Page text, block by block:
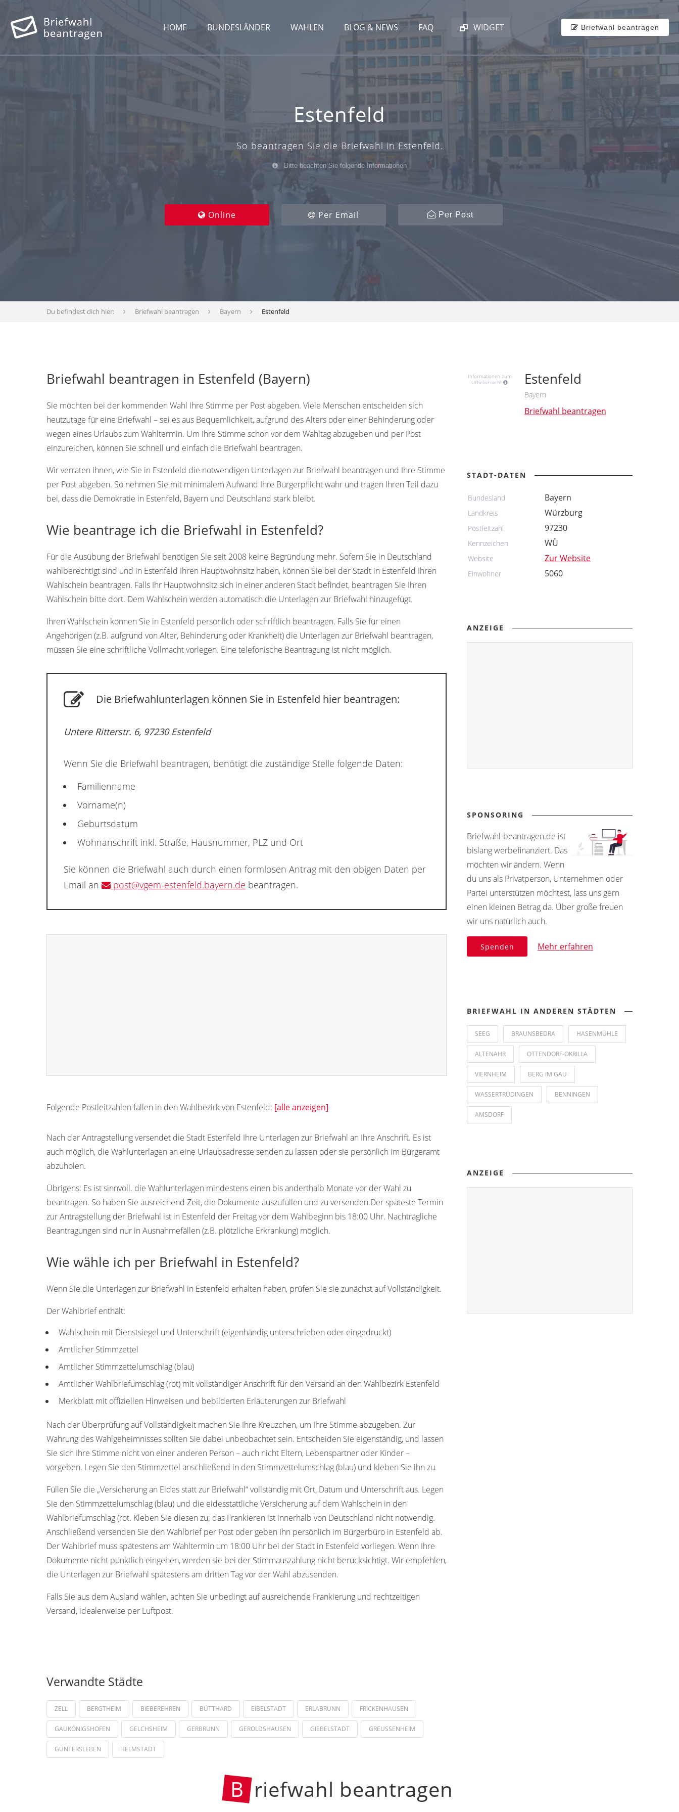
HOME BUNDESLÄNDER WAHLEN BLOG & NEWS FAQ WIDGET Briefwahl beantragen
Estenfeld
So beantragen Sie die Briefwahl in Estenfeld.
Bitte beachten Sie folgende Informationen
Online Per Email Per Post
Du befindest dich hier: Briefwahl beantragen Bayern Estenfeld
Briefwahl beantragen in Estenfeld (Bayern)
Sie möchten bei der kommenden Wahl Ihre Stimme per Post abgeben. Viele Menschen entscheiden sich
heutzutage für eine Briefwahl – sei es aus Bequemlichkeit, aufgrund des Alters oder einer Behinderung oder
wegen eines Urlaubs zum Wahltermin. Um Ihre Stimme schon vor dem Wahltag abzugeben und per Post
einzureichen, können Sie schnell und einfach die Briefwahl beantragen.
Wir verraten Ihnen, wie Sie in Estenfeld die notwendigen Unterlagen zur Briefwahl beantragen und Ihre Stimme
per Post abgeben. So nehmen Sie mit minimalem Aufwand Ihre Bürgerpflicht wahr und tragen Ihren Teil dazu
bei, dass die Demokratie in Estenfeld, Bayern und Deutschland stark bleibt.
Wie beantrage ich die Briefwahl in Estenfeld?
Für die Ausübung der Briefwahl benötigen Sie seit 2008 keine Begründung mehr. Sofern Sie in Deutschland
wahlberechtigt sind und in Estenfeld Ihren Hauptwohnsitz haben, können Sie bei der Stadt in Estenfeld Ihren
Wahlschein beantragen. Falls Ihr Hauptwohnsitz sich in einer anderen Stadt befindet, beantragen Sie Ihren
Wahlschein bitte dort. Dem Wahlschein werden automatisch die Unterlagen zur Briefwahl hinzugefügt.
Ihren Wahlschein können Sie in Estenfeld persönlich oder schriftlich beantragen. Falls Sie für einen
Angehörigen (z.B. aufgrund von Alter, Behinderung oder Krankheit) die Unterlagen zur Briefwahl beantragen,
müssen Sie eine schriftliche Vollmacht vorlegen. Eine telefonische Beantragung ist nicht möglich.
Die Briefwahlunterlagen können Sie in Estenfeld hier beantragen:
Untere Ritterstr. 6, 97230 Estenfeld
Wenn Sie die Briefwahl beantragen, benötigt die zuständige Stelle folgende Daten:
Familienname
Vorname(n)
Geburtsdatum
Wohnanschrift inkl. Straße, Hausnummer, PLZ und Ort
Sie können die Briefwahl auch durch einen formlosen Antrag mit den obigen Daten per
Email an
post@vgem-estenfeld.bayern.de beantragen.
Folgende Postleitzahlen fallen in den Wahlbezirk von Estenfeld: [alle anzeigen]
Nach der Antragstellung versendet die Stadt Estenfeld Ihre Unterlagen zur Briefwahl an Ihre Anschrift. Es ist
auch möglich, die Wahlunterlagen an eine Urlaubsadresse senden zu lassen oder sie persönlich im Bürgeramt
abzuholen.
Übrigens: Es ist sinnvoll. die Wahlunterlagen mindestens einen bis anderthalb Monate vor der Wahl zu
beantragen. So haben Sie ausreichend Zeit, die Dokumente auszufüllen und zu versenden.Der späteste Termin
zur Antragstellung der Briefwahl ist in Estenfeld der Freitag vor dem Wahlbeginn bis 18:00 Uhr. Nachträgliche
Beantragungen sind nur in Ausnahmefällen (z.B. plötzliche Erkrankung) möglich.
Wie wähle ich per Briefwahl in Estenfeld?
Wenn Sie die Unterlagen zur Briefwahl in Estenfeld erhalten haben, prüfen Sie sie zunächst auf Vollständigkeit.
Der Wahlbrief enthält:
Wahlschein mit Dienstsiegel und Unterschrift (eigenhändig unterschrieben oder eingedruckt)
Amtlicher Stimmzettel
Amtlicher Stimmzettelumschlag (blau)
Amtlicher Wahlbriefumschlag (rot) mit vollständiger Anschrift für den Versand an den Wahlbezirk Estenfeld
Merkblatt mit offiziellen Hinweisen und bebilderten Erläuterungen zur Briefwahl
Nach der Überprüfung auf Vollständigkeit machen Sie Ihre Kreuzchen, um Ihre Stimme abzugeben. Zur
Wahrung des Wahlgeheimnisses sollten Sie dabei unbeobachtet sein. Entscheiden Sie eigenständig, und lassen
Sie sich Ihre Stimme nicht von einer anderen Person – auch nicht Eltern, Lebenspartner oder Kinder –
vorgeben. Legen Sie den Stimmzettel anschließend in den Stimmzettelumschlag (blau) und kleben Sie ihn zu.
Füllen Sie die „Versicherung an Eides statt zur Briefwahl“ vollständig mit Ort, Datum und Unterschrift aus. Legen
Sie den Stimmzettelumschlag (blau) und die eidesstattliche Versicherung auf dem Wahlschein in den
Wahlbriefumschlag (rot. Kleben Sie diesen zu; das Frankieren ist innerhalb von Deutschland nicht notwendig.
Anschließend versenden Sie den Wahlbrief per Post oder geben Ihn persönlich im Bürgerbüro in Estenfeld ab.
Der Wahlbrief muss spätestens am Wahltermin um 18:00 Uhr bei der Stadt in Estenfeld vorliegen. Wenn Ihre
Dokumente nicht pünktlich eingehen, werden sie bei der Stimmauszählung nicht berücksichtigt. Wir empfehlen,
die Unterlagen zur Briefwahl spätestens am dritten Tag vor der Wahl abzusenden.
Falls Sie aus dem Ausland wählen, achten Sie unbedingt auf ausreichende Frankierung und rechtzeitigen
Versand, idealerweise per Luftpost.
Verwandte Städte
ZELL BERGTHEIM BIEBEREHREN BÜTTHARD EIBELSTADT ERLABRUNN FRICKENHAUSEN
GAUKÖNIGSHOFEN GELCHSHEIM GERBRUNN GEROLDSHAUSEN GIEBELSTADT GREUSSENHEIM
GÜNTERSLEBEN HELMSTADT
Informationen zum
Urheberrecht
Estenfeld
Bayern
Briefwahl beantragen
STADT-DATEN
Bundesland Bayern
Landkreis Würzburg
Postleitzahl 97230
Kennzeichen WÜ
Website Zur Website
Einwohner 5060
ANZEIGE
SPONSORING
Briefwahl-beantragen.de ist
bislang werbefinanziert. Das
möchten wir ändern. Wenn
du uns als Privatperson, Unternehmen oder
Partei unterstützen möchtest, lass uns gern
einen kleinen Betrag da. Über große freuen
wir uns natürlich auch.
Spenden Mehr erfahren
BRIEFWAHL IN ANDEREN STÄDTEN
SEEG BRAUNSBEDRA HASENMÜHLE
ALTENAHR OTTENDORF-OKRILLA
VIERNHEIM BERG IM GAU
WASSERTRÜDINGEN BENNINGEN
AMSDORF
ANZEIGE
B riefwahl beantragen